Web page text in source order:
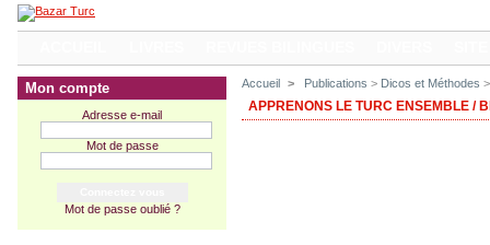
Mon compte
Adresse e-mail
Mot de passe
Mot de passe oublié ?
Accueil > Publications > Dicos et Méthodes
APPRENONS LE TURC ENSEMBLE /